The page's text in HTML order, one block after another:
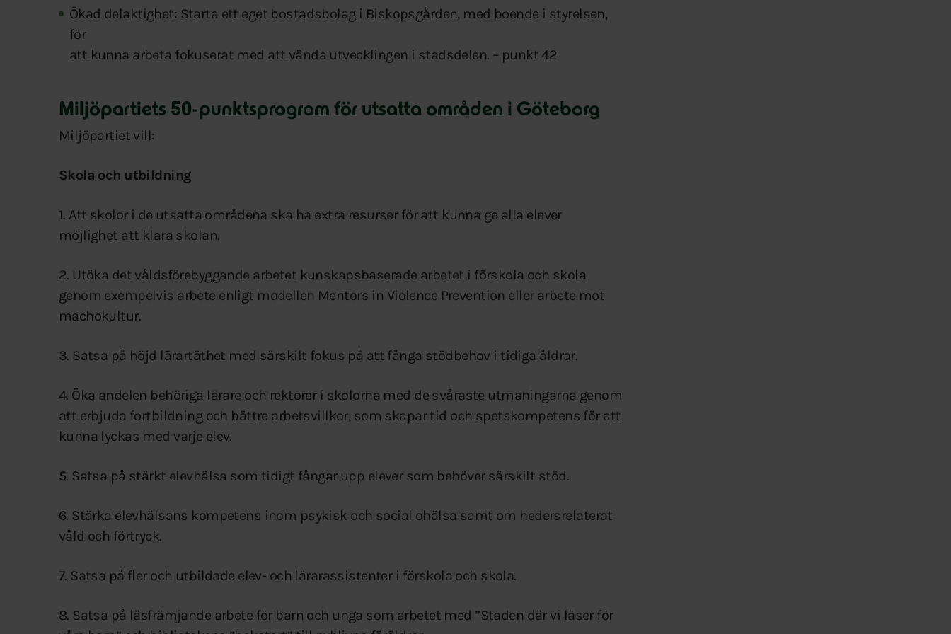
Ökad delaktighet: Starta ett eget bostadsbolag i Biskopsgården, med boende i styrelsen,
för
att kunna arbeta fokuserat med att vända utvecklingen i stadsdelen. – punkt 42
Miljöpartiets 50-punktsprogram för utsatta områden i Göteborg
Miljöpartiet vill:
Skola och utbildning
1. Att skolor i de utsatta områdena ska ha extra resurser för att kunna ge alla elever
möjlighet att klara skolan.
2. Utöka det våldsförebyggande arbetet kunskapsbaserade arbetet i förskola och skola
genom exempelvis arbete enligt modellen Mentors in Violence Prevention eller arbete mot
machokultur.
3. Satsa på höjd lärartäthet med särskilt fokus på att fånga stödbehov i tidiga åldrar.
4. Öka andelen behöriga lärare och rektorer i skolorna med de svåraste utmaningarna genom
att erbjuda fortbildning och bättre arbetsvillkor, som skapar tid och spetskompetens för att
kunna lyckas med varje elev.
5. Satsa på stärkt elevhälsa som tidigt fångar upp elever som behöver särskilt stöd.
6. Stärka elevhälsans kompetens inom psykisk och social ohälsa samt om hedersrelaterat
våld och förtryck.
7. Satsa på fler och utbildade elev- och lärarassistenter i förskola och skola.
8. Satsa på läsfrämjande arbete för barn och unga som arbetet med ”Staden där vi läser för